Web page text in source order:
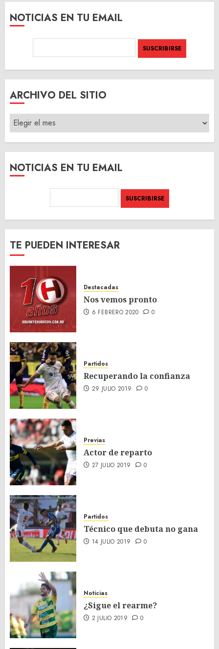
NOTICIAS EN TU EMAIL
ARCHIVO DEL SITIO
ARCHIVO
DEL
SITIO
NOTICIAS EN TU EMAIL
TE PUEDEN INTERESAR
Destacadas
Nos vemos pronto
6 FEBRERO 2020 0
Partidos
Recuperando la confianza
29 JULIO 2019 0
Previas
Actor de reparto
27 JULIO 2019 0
Partidos
Técnico que debuta no gana
14 JULIO 2019 0
Noticias
¿Sigue el rearme?
2 JULIO 2019 0